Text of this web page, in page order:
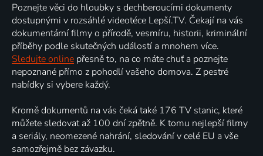
Poznejte věci do hloubky s dechberoucími dokumenty
dostupnými v rozsáhlé videotéce Lepší.TV. Čekají na vás
dokumentární filmy o přírodě, vesmíru, historii, kriminální
příběhy podle skutečných událostí a mnohem více.
Sledujte online přesně to, na co máte chuť a poznejte
nepoznané přímo z pohodlí vašeho domova. Z pestré
nabídky si vybere každý.
Kromě dokumentů na vás čeká také 176 TV stanic, které
můžete sledovat až 100 dní zpětně. K tomu nejlepší filmy
a seriály, neomezené nahrání, sledování v celé EU a vše
samozřejmě bez závazku.